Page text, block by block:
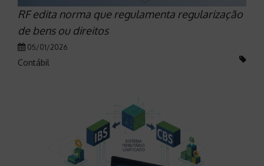
RF edita norma que regulamenta regularização
de bens ou direitos
05/01/2026
Contábil